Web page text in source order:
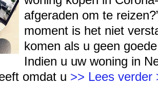
afgeraden om te
moment is het niet
komen als u geen
Indien u uw woning in
omdat u >> Lees verder